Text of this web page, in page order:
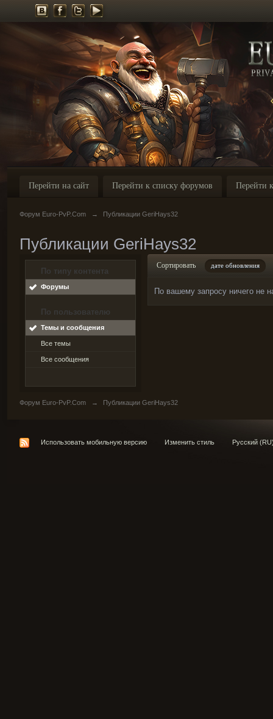
Перейти на сайт Перейти к списку форумов Перейти
Форум Euro-PvP.Com → Публикации GeriHays32
Публикации GeriHays32
По типу контента
Форумы
По пользователю
Темы и сообщения
Все темы
Все сообщения
Сортировать дате обновления
По вашему запросу ничего не
Форум Euro-PvP.Com → Публикации GeriHays32
Использовать мобильную версию Изменить стиль Русский